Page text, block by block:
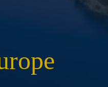
Sud-Est
Orient